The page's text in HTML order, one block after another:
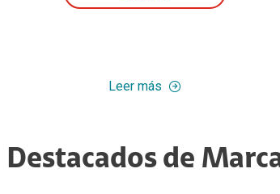
Leer más
Destacados de